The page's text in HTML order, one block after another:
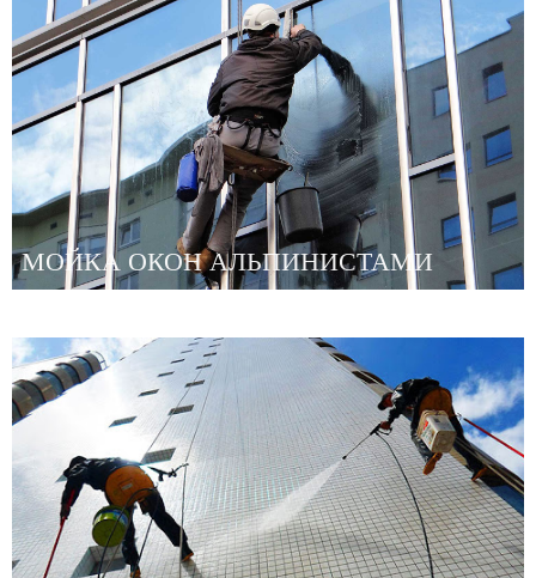
МОЙКА ОКОН АЛЬПИНИСТАМИ